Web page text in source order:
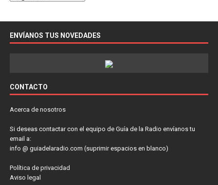
ENVÍANOS TUS NOVEDADES
CONTACTO
Acerca de nosotros
Si deseas contactar con el equipo de Guía de la Radio envíanos tu
email a:
info @ guiadelaradio.com (suprimir espacios en blanco)
Política de privacidad
Aviso legal